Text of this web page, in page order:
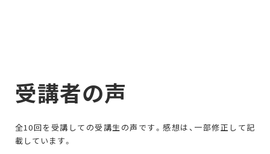
受講者の声
全10回を受講しての受講生の声です。感想は、一部修正して記
載しています。